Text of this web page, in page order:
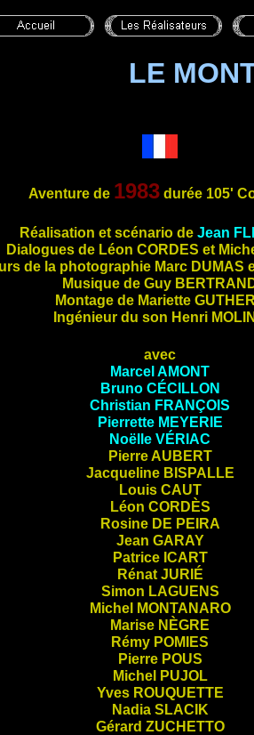
LE
Aventure de 1983 durée 105'
Réalisation et scénario de Jean
Dialogues de Léon CORDES et
de la photographie Marc DUMAS
Musique de Guy
Montage de Mariette
Ingénieur du son Henri
avec
MarcelAMONT
Bruno CÉCILLON
Christian FRANÇOIS
Pierrette MEYERIE
Noëlle VÉRIAC
Pierre AUBERT
Jacqueline BISPALLE
Louis CAUT
Léon CORDÈS
Rosine DE PEIRA
Jean GARAY
Patrice ICART
Rénat JURIÉ
Simon LAGUENS
Michel MONTANARO
Marise NÈGRE
Rémy POMIES
Pierre POUS
Michel PUJOL
Yves ROUQUETTE
Nadia SLACIK
Gérard ZUCHETTO